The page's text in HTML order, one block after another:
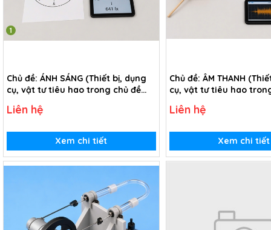
Chủ đề: ÁNH SÁNG (Thiết bị, dụng
cụ, vật tư tiêu hao trong chủ đề
Liên hệ
Xem chi tiết
Chủ đề: ÂM THANH
cụ, vật tư tiêu hao
Liên hệ
Xem chi tiết